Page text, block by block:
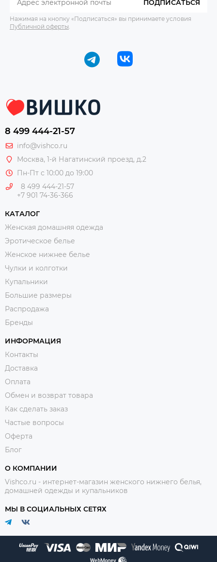
ПОДПИСАТЬСЯ
Нажимая на кнопку «Подписаться» вы принимаете условия
Публичной оферты
8 499 444-21-57
info@vishco.ru
Москва, 1-й Нагатинский проезд, д.2
Пн-Пт с 10:00 до 19:00
8 499 444-21-57
+7 901 74-36-366
КАТАЛОГ
Женская домашняя одежда
Эротическое белье
Женское нижнее белье
Чулки и колготки
Купальники
Большие размеры
Распродажа
Бренды
ИНФОРМАЦИЯ
Контакты
Доставка
Оплата
Обмен и возврат товара
Как сделать заказ
Частые вопросы
Оферта
Блог
О КОМПАНИИ
Vishco.ru - интернет-магазин женского нижнего белья,
домашней одежды и купальников
МЫ В СОЦИАЛЬНЫХ СЕТЯХ